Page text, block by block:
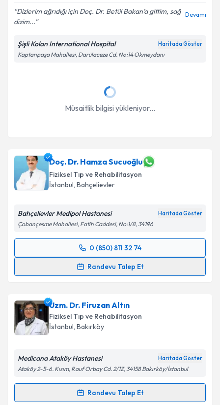
Metni'ni okudum ve kişisel verilerimin belirtilen
kapsamda işlenmesini kabul ediyorum.
Takvim Talebini Gönder
Dizlerim ağrıdığı için Doç. Dr. Betül Bakan’a gittim, sağ
dizim...
Devamı
Şişli Kolan International Hospital Haritada Göster
Kaptanpaşa Mahallesi, Darülaceze Cd. No:14 Okmeydanı
Müsaitlik bilgisi yükleniyor...
Doç. Dr. Hamza Sucuoğlu
Fiziksel Tıp ve Rehabilitasyon
İstanbul, Bahçelievler
Bahçelievler Medipol Hastanesi Haritada Göster
Çobançesme Mahallesi, Fatih Caddesi, No:1/8, 34196
0 (850) 811 32 74
Randevu Talep Et
Randevu Takvimi Talebi
takvim hazırlandığında e-posta ile bilgilendireceğiz.
E-posta Adresiniz
Kişisel verilerimin işlenmesine ilişkinAydınlatma
Metni'ni okudum ve kişisel verilerimin belirtilen
kapsamda işlenmesini kabul ediyorum.
Uzm. Dr. Firuzan Altın
Fiziksel Tıp ve Rehabilitasyon
İstanbul, Bakırköy
Medicana Ataköy Hastanesi Haritada Göster
Ataköy 2-5-6. Kısım, Rauf Orbay Cd. 2/1Z, 34158 Bakırköy/İstanbul
Randevu Talep Et
Randevu Takvimi Talebi